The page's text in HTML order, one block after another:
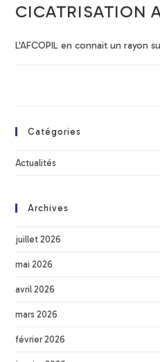
CICATRISATION
L'AFCOPIL en connait un rayon
Catégories
Actualités
Archives
juillet 2026
mai 2026
avril 2026
mars 2026
février 2026